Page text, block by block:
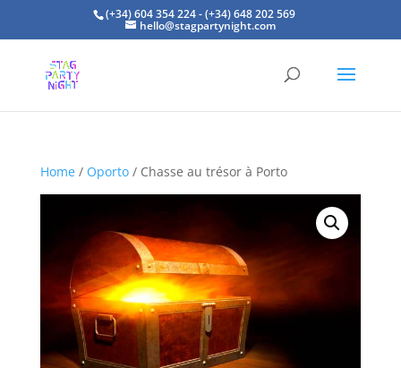
(+34) 604 354 224 - (+34) 648 202 569
hello@stagpartynight.com
Home/ Oporto/ Chasse au trésor à Porto